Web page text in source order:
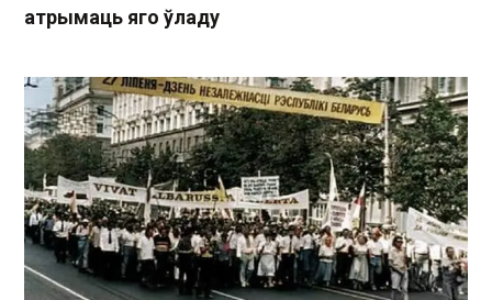
атрымаць яго ўладу